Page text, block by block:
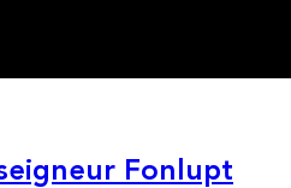
Fonlupt